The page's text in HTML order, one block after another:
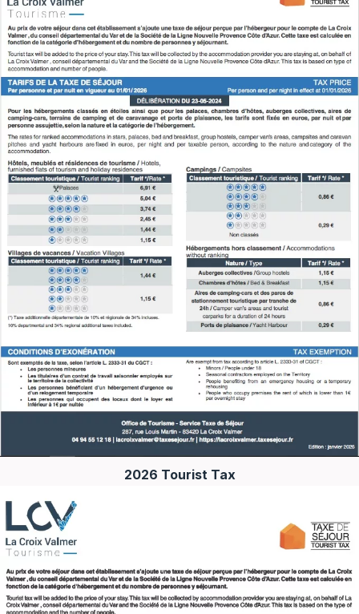
2026 Tourist Tax